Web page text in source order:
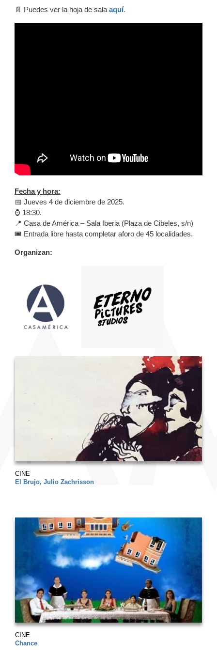
📄 Puedes ver la hoja de sala aquí.
Fecha y hora:
📅 Jueves 4 de diciembre de 2025.
⌚️ 18:30.
📍 Casa de América – Sala Iberia (Plaza de Cibeles, s/n)
🎟️ Entrada libre hasta completar aforo de 45 localidades.
Organizan:
CINE
El Brujo, Julio Zachrisson
CINE
Chance